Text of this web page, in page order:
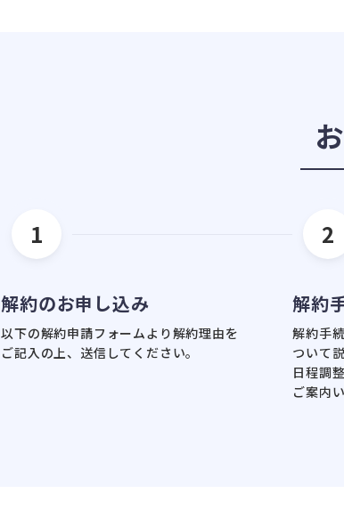
1
解約のお申し込み
以下の解約申請フォームより解約理由を
ご記入の上、送信してください。
2
解約
解約手
ついて
日程調
ご案内